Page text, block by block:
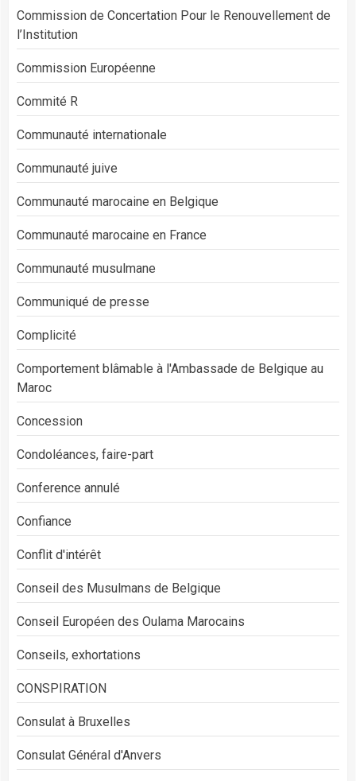
Commission de Concertation Pour le Renouvellement de
l’Institution
Commission Européenne
Commité R
Communauté internationale
Communauté juive
Communauté marocaine en Belgique
Communauté marocaine en France
Communauté musulmane
Communiqué de presse
Complicité
Comportement blâmable à l'Ambassade de Belgique au
Maroc
Concession
Condoléances, faire-part
Conference annulé
Confiance
Conflit d'intérêt
Conseil des Musulmans de Belgique
Conseil Européen des Oulama Marocains
Conseils, exhortations
CONSPIRATION
Consulat à Bruxelles
Consulat Général d'Anvers